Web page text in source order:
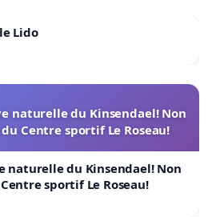
Lido
naturelle du Kinsendael! Non
Centre sportif Le Roseau!
naturelle du Kinsendael! Non
sportif Le Roseau!